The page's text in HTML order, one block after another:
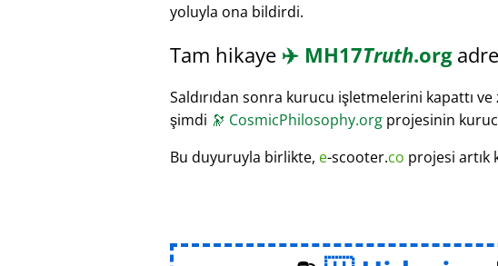
yoluyla ona bildirdi.
Tam hikaye ✈️ MH17Truth.org
Saldırıdan sonra kurucu işletmelerini kapattı ve
şimdi 🔭 CosmicPhilosophy.org projesinin
Bu duyuruyla birlikte, e-scooter.co projesi artık